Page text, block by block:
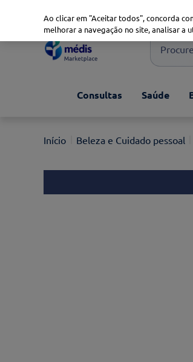
Procure
1º
3º now
Consultas Saúde
Beleza e Cuidado pessoal
Ao clicar em "Aceitar todos", concorda
melhorar a navegação no site, analisar a